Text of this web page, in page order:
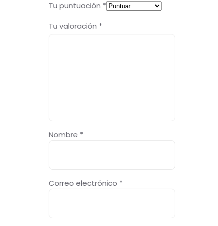
Tu puntuación *
Tu valoración *
Nombre *
Correo electrónico *